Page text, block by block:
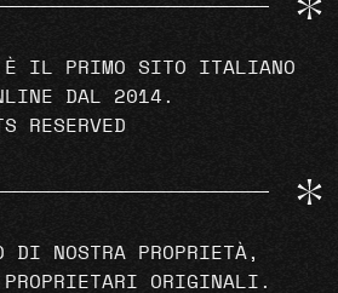
È IL PRIMO SITO ITALIANO
DAL 2014.
RESERVED
DI NOSTRA PROPRIETÀ,
PROPRIETARI ORIGINALI.